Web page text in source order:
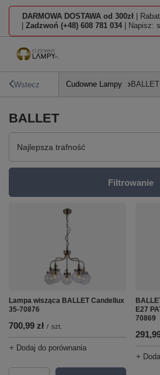
DARMOWA DOSTAWA od 300zł |
Zadzwoń (+48) 608 781 034 | Napisz:
Wstecz Cudowne Lampy BALLET
BALLET
Zmień sortowanie
Najlepsza trafność
Filtrowanie
Lampa wisząca BALLET Candellux
35-70876
700,99 zł / szt.
+ Dodaj do porównania
E27
70869
+